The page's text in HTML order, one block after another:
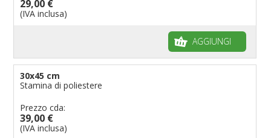
29,00 €
(IVA inclusa)
AGGIUNGI
30x45 cm
Stamina di poliestere
Prezzo cda:
39,00 €
(IVA inclusa)